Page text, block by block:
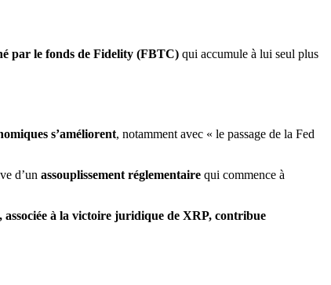
par le fonds de Fidelity (FBTC) qui accumule à lui seul plus
s’améliorent, notamment avec « le passage de la Fed
d’un assouplissement réglementaire qui commence à
à la victoire juridique de XRP, contribue